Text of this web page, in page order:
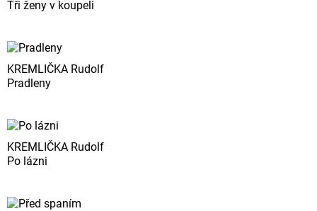
Tři ženy v koupeli
KREMLIČKA Rudolf
Pradleny
KREMLIČKA Rudolf
Po lázni